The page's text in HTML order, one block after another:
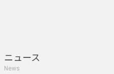
ニュース
News